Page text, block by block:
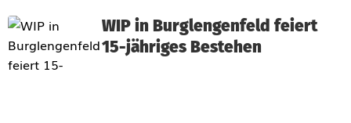
WIP in Burglengenfeld feiert
15-jähriges Bestehen